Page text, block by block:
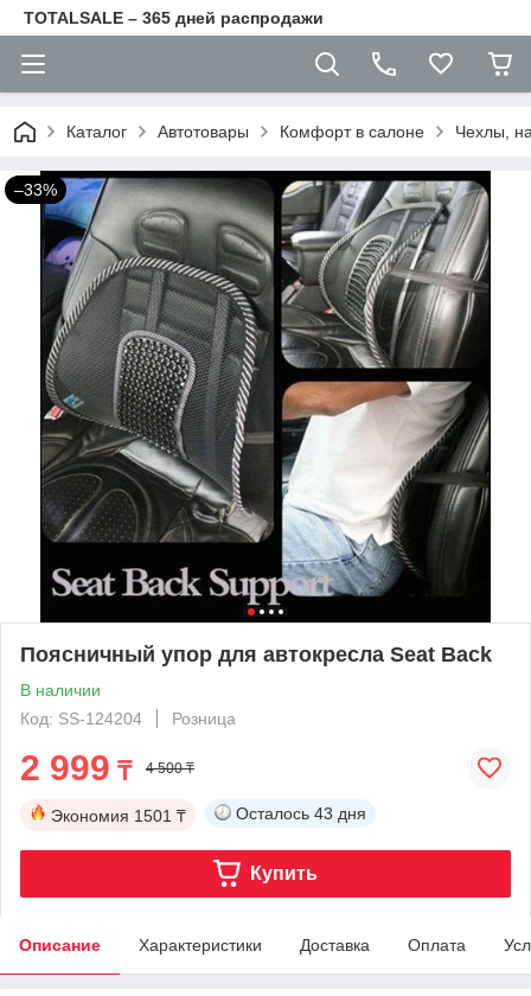
TOTALSALE – 365 дней распродажи
Каталог Автотовары Комфорт в салоне Чехлы,
–33%
Поясничный упор для автокресла Seat Back
В наличии
Код: SS-124204
Розница
2 999 ₸ 4 500 ₸
Экономия 1501 ₸ Осталось 43 дня
Купить
Описание Характеристики Доставка Оплата